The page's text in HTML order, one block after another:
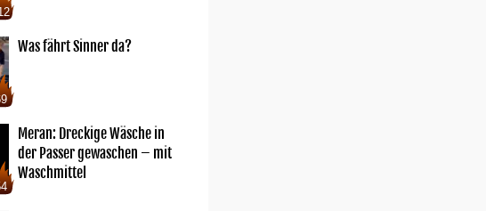
Was fährt Sinner da?
Meran: Dreckige Wäsche in
der Passer gewaschen – mit
Waschmittel